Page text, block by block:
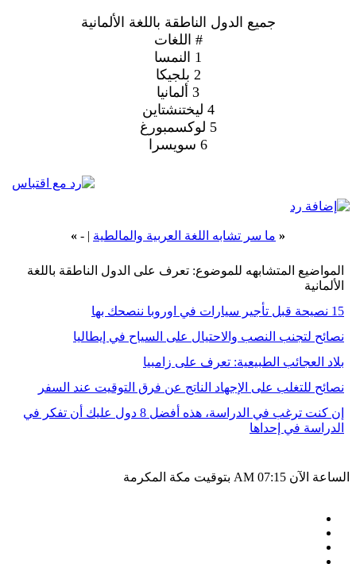
جميع الدول الناطقة باللغة الألمانية
# اللغات
1 النمسا
2 بلجيكا
3 ألمانيا
4 ليختنشتاين
5 لوكسمبورغ
6 سويسرا
« ما سر تشابه اللغة العربية والمالطية | -
»
المواضيع المتشابهه للموضوع: تعرف على الدول الناطقة باللغة
الألمانية
15 نصيحة قبل تأجير سيارات في اوروبا ننصحك بها
نصائح لتجنب النصب والاحتيال على السياح في إيطاليا
بلاد العجائب الطبيعية: تعرف على زامبيا
نصائح للتغلب على الإجهاد الناتج عن فرق التوقيت عند السفر
إن كنت ترغب في الدراسة، هذه أفضل 8 دول عليك أن تفكر في
الدراسة في إحداها
الساعة الآن 07:15 AM بتوقيت مكة المكرمة